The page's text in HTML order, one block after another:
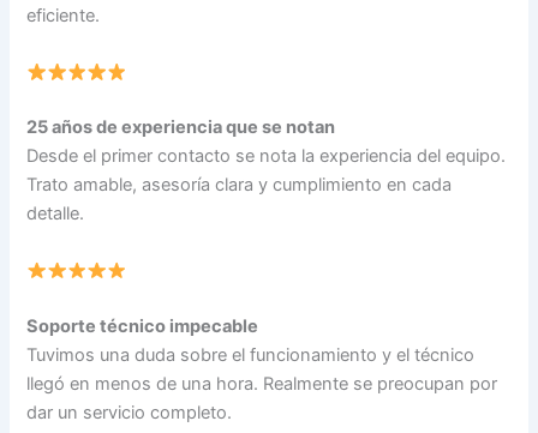
eficiente.
25 años de experiencia que se notan
Desde el primer contacto se nota la experiencia del equipo.
Trato amable, asesoría clara y cumplimiento en cada
detalle.
Soporte técnico impecable
Tuvimos una duda sobre el funcionamiento y el técnico
llegó en menos de una hora. Realmente se preocupan por
dar un servicio completo.